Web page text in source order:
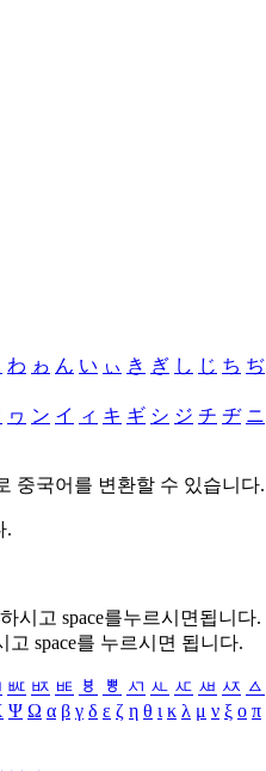
わ ゎ ん い ぃ き ぎ し じ ち ぢ
ヮ ン イ ィ キ ギ シ ジ チ ヂ ニ
중국어를 변환할 수 있습니다.
.
시고 space를누르시면됩니다.
고 space를 누르시면 됩니다.
ㅵ ㅶ ㅷ ㅸ ㅹ ㅺ ㅻ ㅼ ㅽ ㅾ ㅿ
Ψ Ω α β γ δ ε ζ η θ ι κ λ μ ν ξ ο π